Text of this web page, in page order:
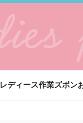
レディース作業ズボン